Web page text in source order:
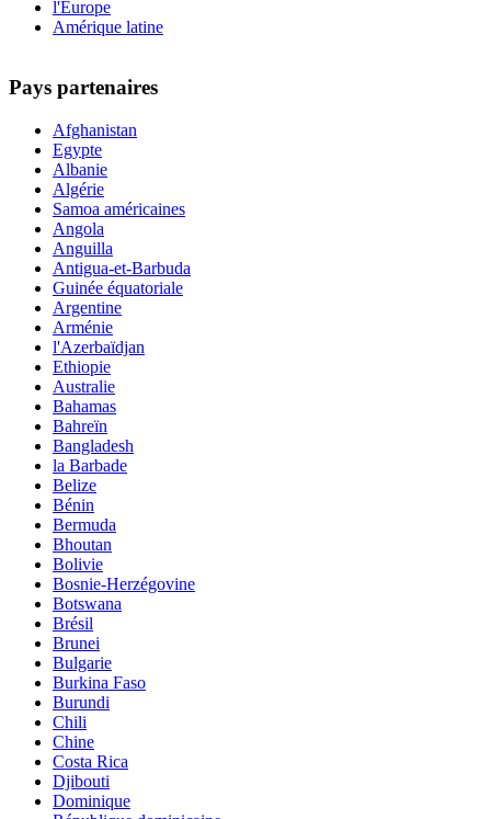
l'Europe
Amérique latine
Pays partenaires
Afghanistan
Egypte
Albanie
Algérie
Samoa américaines
Angola
Anguilla
Antigua-et-Barbuda
Guinée équatoriale
Argentine
Arménie
l'Azerbaïdjan
Ethiopie
Australie
Bahamas
Bahreïn
Bangladesh
la Barbade
Belize
Bénin
Bermuda
Bhoutan
Bolivie
Bosnie-Herzégovine
Botswana
Brésil
Brunei
Bulgarie
Burkina Faso
Burundi
Chili
Chine
Costa Rica
Djibouti
Dominique